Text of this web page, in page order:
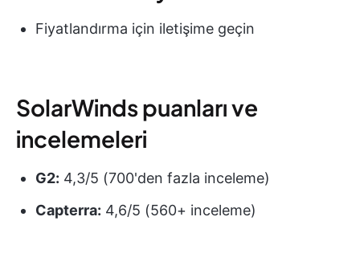
Fiyatlandırma için iletişime geçin
SolarWinds puanları ve
incelemeleri
G2: 4,3/5 (700'den fazla inceleme)
Capterra: 4,6/5 (560+ inceleme)